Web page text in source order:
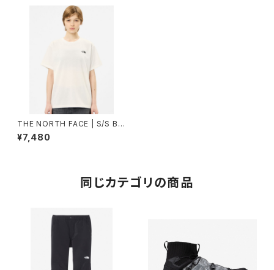
THE NORTH FACE | S/S Ba
ck Square Logo Tee NTW
32447 | ホワイト2 | Mサイズ |
¥7,480
同じカテゴリの商品